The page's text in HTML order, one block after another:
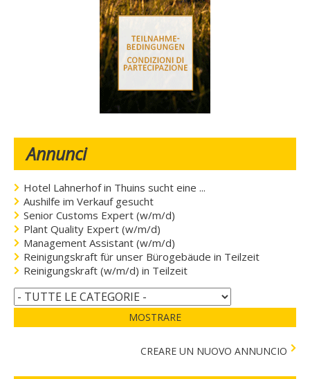
Annunci
Hotel Lahnerhof in Thuins sucht eine ...
Aushilfe im Verkauf gesucht
Senior Customs Expert (w/m/d)
Plant Quality Expert (w/m/d)
Management Assistant (w/m/d)
Reinigungskraft für unser Bürogebäude in Teilzeit
Reinigungskraft (w/m/d) in Teilzeit
MOSTRARE
CREARE UN NUOVO ANNUNCIO